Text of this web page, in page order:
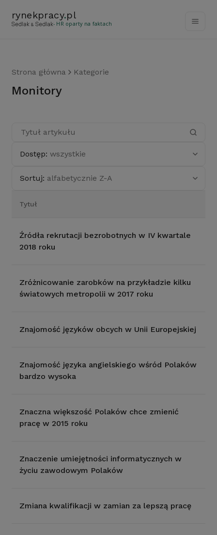
rynekpracy.pl
- HR oparty na faktach
Strona główna Kategorie
Monitory
Dostęp: wszystkie
Sortuj: alfabetycznie Z-A
Tytuł
Źródła rekrutacji bezrobotnych w IV kwartale
2018 roku
Zróżnicowanie zarobków na przykładzie kilku
światowych metropolii w 2017 roku
Znajomość języków obcych w Unii Europejskiej
Znajomość języka angielskiego wśród Polaków
bardzo wysoka
Znaczna większość Polaków chce zmienić
pracę w 2015 roku
Znaczenie umiejętności informatycznych w
życiu zawodowym Polaków
Zmiana kwalifikacji w zamian za lepszą pracę